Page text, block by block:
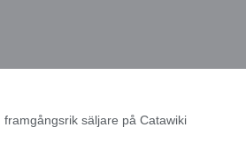
säljare på Catawiki